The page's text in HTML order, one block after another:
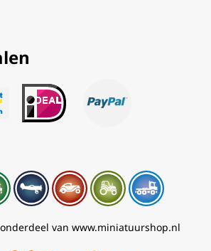
van www.miniatuurshop.nl